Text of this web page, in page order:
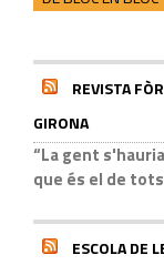
REVISTA
GIRONA
“La gent
que és el de
ESCOLA DE